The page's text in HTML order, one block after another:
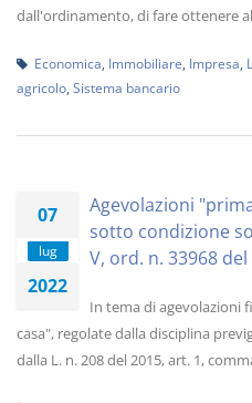
dall'ordinamento, di fare ottenere
Economica Immobiliare Impresa
agricolo Sistema bancario
07
lug
2022
Agevolazioni
sotto condizione
V, ord. n. 33968
In tema di agevolazioni
casa", regolate dalla disciplina
dalla L. n. 208 del 2015, art. 1,